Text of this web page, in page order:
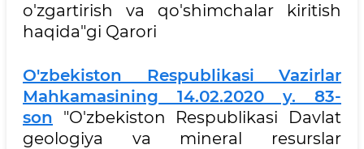
o'zgartirish va qo'shimchalar kiritish
haqida"gi Qarori
O'zbekiston Respublikasi Vazirlar
Mahkamasining 14.02.2020 y. 83-
son "O'zbekiston Respublikasi Davlat
geologiya va mineral resurslar